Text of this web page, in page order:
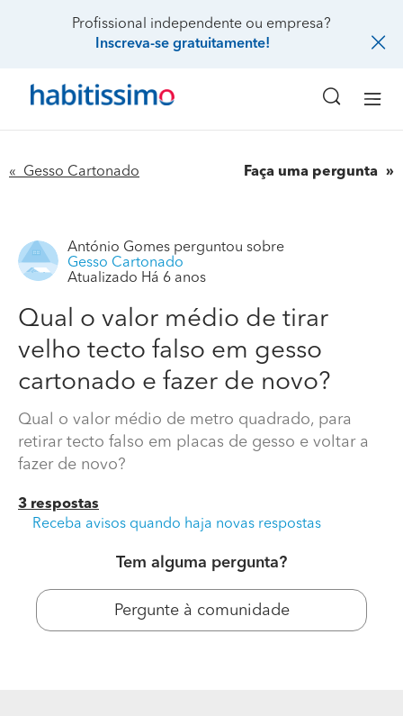
Profissional independente ou empresa?
Inscreva-se gratuitamente!
« Gesso Cartonado Faça uma pergunta
Qual o valor médio de tirar velho tecto falso em gesso
António Gomes perguntou sobre
Gesso Cartonado
Atualizado Há 6 anos
Qual o valor médio de tirar
velho tecto falso em gesso
cartonado e fazer de novo?
Qual o valor médio de metro quadrado, para
retirar tecto falso em placas de gesso e voltar a
fazer de novo?
3 respostas
Receba avisos quando haja novas respostas
Tem alguma pergunta?
Pergunte à comunidade